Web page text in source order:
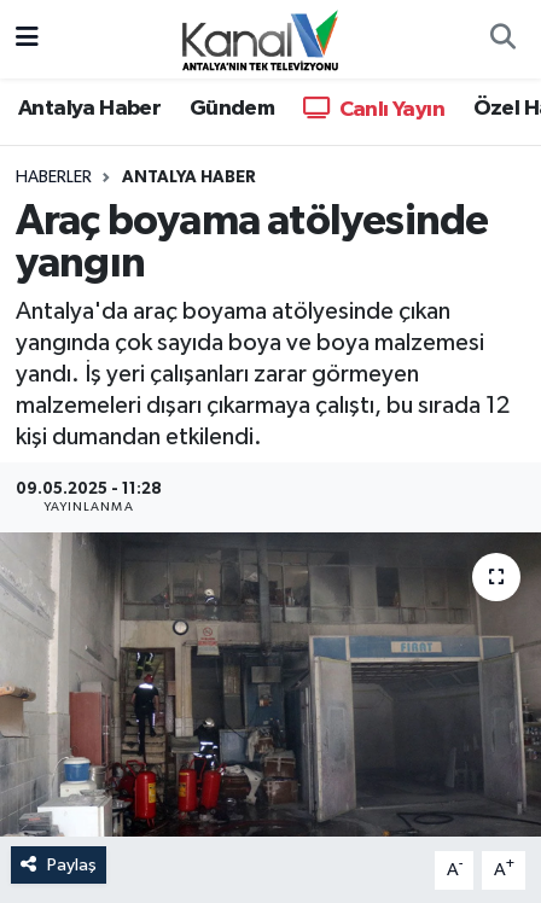
Antalya Haber Gündem Canlı Yayın Özel
HABERLER ANTALYA HABER
Araç boyama atölyesinde
yangın
Antalya'da araç boyama atölyesinde çıkan
yangında çok sayıda boya ve boya malzemesi
yandı. İş yeri çalışanları zarar görmeyen
malzemeleri dışarı çıkarmaya çalıştı, bu sırada 12
kişi dumandan etkilendi.
09.05.2025 - 11:28
YAYINLANMA
Paylaş A- A+
Antalya Haber
Dünya
Eğitim
Ekonomi
Gündem
Haberler
KANALV Spor
Kültür Sanat
Magazin
Öğle Bülteni
Hava Durumu
Trafik Durumu
Süper Lig Puan Durumu ve Fikstür
Tüm Manşetler
Son Dakika Haberleri